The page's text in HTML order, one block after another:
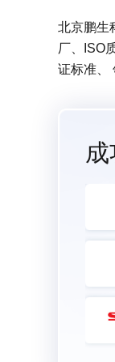
北京鹏生
厂、ISO
证标准、